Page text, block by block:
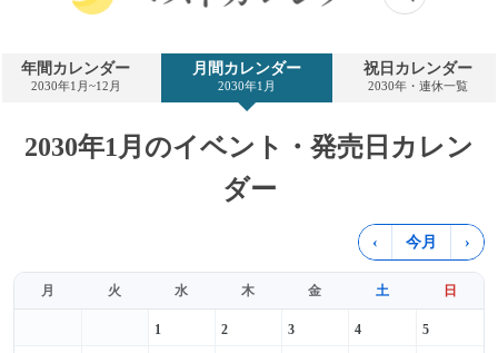
ト
カ
ダ
ー
年間カレンダー
2030年1月~12月
月間カレンダー
2030年1月
祝日カレンダー
2030年・連休一覧
2030年1月のイベント・発売日カレン
ダー
‹ 今月 ›
月 火 水 木 金 土 日
1 2 3 4 5